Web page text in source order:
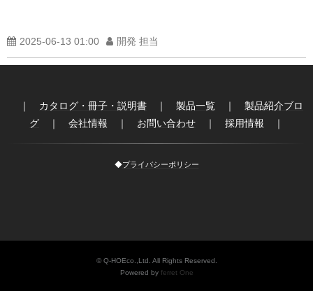
2025-06-13 01:00 開発 担当
｜ カタログ・冊子・説明書 ｜ 製品一覧 ｜ 製品紹介ブロ
グ ｜ 会社情報 ｜ お問い合わせ ｜ 採用情報 ｜
◆プライバシーポリシー
© Q-HOEco.,Ltd. All Rights Reserved.
Powered by ferret One